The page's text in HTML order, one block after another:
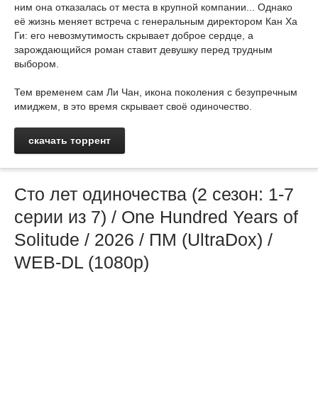
ним она отказалась от места в крупной компании... Однако
её жизнь меняет встреча с генеральным директором Кан Ха
Ги: его невозмутимость скрывает доброе сердце, а
зарождающийся роман ставит девушку перед трудным
выбором.
Тем временем сам Ли Чан, икона поколения с безупречным
имиджем, в это время скрывает своё одиночество.
скачать торрент
Сто лет одиночества (2 сезон: 1-7
серии из 7) / One Hundred Years of
Solitude / 2026 / ПМ (UltraDox) /
WEB-DL (1080p)